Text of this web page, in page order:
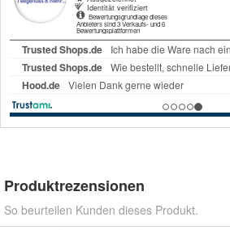
Produktrezensionen
So beurteilen Kunden dieses Produkt.